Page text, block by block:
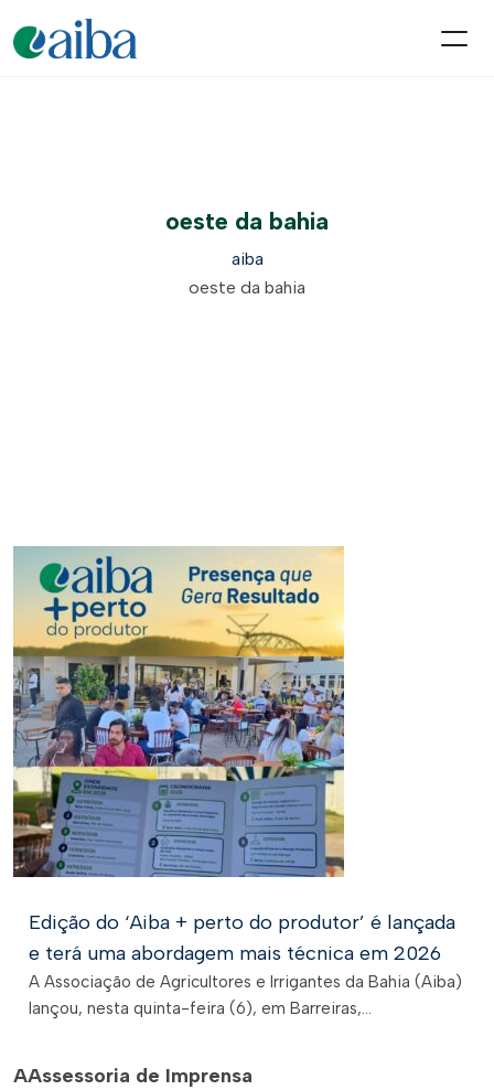
oeste da bahia
aiba
oeste da bahia
Edição do ‘Aiba + perto do produtor’ é lançada
e terá uma abordagem mais técnica em 2026
A Associação de Agricultores e Irrigantes da Bahia (Aiba)
lançou, nesta quinta-feira (6), em Barreiras,...
AAssessoria de Imprensa